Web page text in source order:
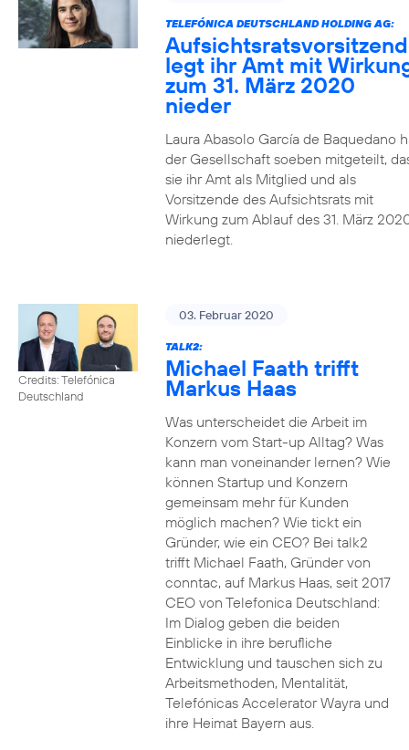
TELEFÓNICA DEUTSCHLAND HOLDING AG:
legt ihr Amt mit
zum 31. März 2020
nieder
Laura Abasolo García de Baquedano
der Gesellschaft soeben mitgeteilt,
sie ihr Amt als Mitglied und als
Vorsitzende des Aufsichtsrats mit
Wirkung zum Ablauf des 31. März
niederlegt.
Credits: Telefónica
Deutschland
03. Februar 2020
TALK2:
Michael Faath trifft
Markus Haas
Was unterscheidet die Arbeit im
Konzern vom Start-up Alltag? Was
kann man voneinander lernen? Wie
können Startup und Konzern
gemeinsam mehr für Kunden
möglich machen? Wie tickt ein
Gründer, wie ein CEO? Bei talk2
trifft Michael Faath, Gründer von
conntac, auf Markus Haas, seit 2017
CEO von Telefonica Deutschland:
Im Dialog geben die beiden
Einblicke in ihre berufliche
Entwicklung und tauschen sich zu
Arbeitsmethoden, Mentalität,
Telefónicas Accelerator Wayra und
ihre Heimat Bayern aus.